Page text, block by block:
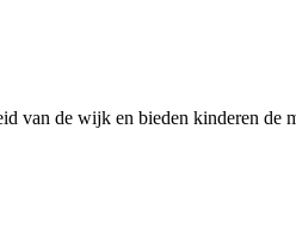
van de wijk en bieden kinderen